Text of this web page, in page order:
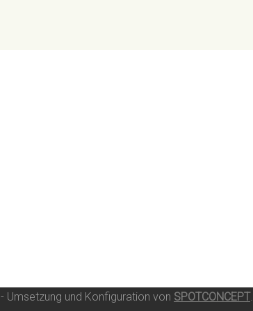
- Umsetzung und Konfiguration von SPOTCONCEPT.